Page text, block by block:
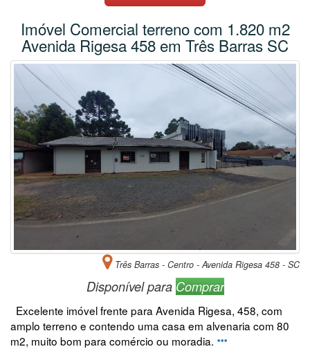
Imóvel Comercial terreno com 1.820 m2
Avenida Rigesa 458 em Três Barras SC
Três Barras - Centro - Avenida Rigesa 458 - SC
Disponível para Comprar
Excelente imóvel frente para Avenida Rigesa, 458, com
amplo terreno e contendo uma casa em alvenaria com 80
m2, muito bom para comércio ou moradia.